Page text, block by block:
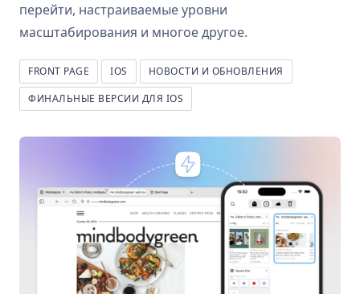
перейти, настраиваемые уровни
масштабирования и многое другое.
FRONT PAGE IOS
НОВОСТИ И ОБНОВЛЕНИЯ
ФИНАЛЬНЫЕ ВЕРСИИ ДЛЯ IOS